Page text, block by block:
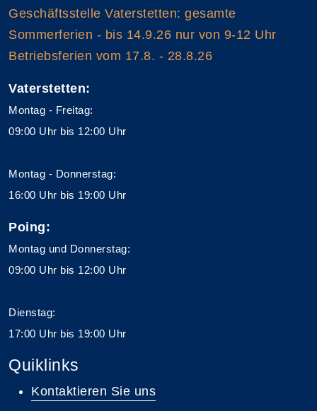
Geschäftsstelle Vaterstetten: gesamte
Sommerferien - bis 14.9.26 nur von 9-12 Uhr
Betriebsferien vom 17.8. - 28.8.26
Vaterstetten:
Montag - Freitag:
09:00 Uhr bis 12:00 Uhr
Montag - Donnerstag:
16:00 Uhr bis 19:00 Uhr
Poing:
Montag und Donnerstag:
09:00 Uhr bis 12:00 Uhr
Dienstag:
17:00 Uhr bis 19:00 Uhr
Quiklinks
Kontaktieren Sie uns